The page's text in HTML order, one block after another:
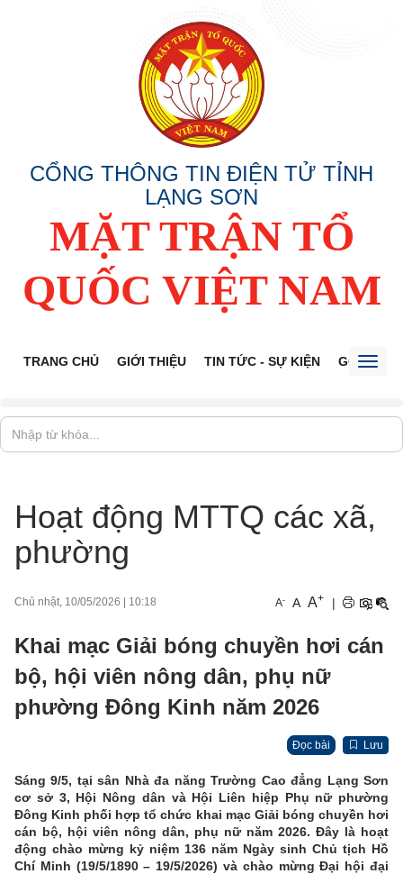
CỔNG THÔNG TIN ĐIỆN TỬ TỈNH
LẠNG SƠN
MẶT TRẬN TỔ
QUỐC VIỆT NAM
TRANG CHỦ GIỚI THIỆU TIN TỨC - SỰ KIỆN GÓP Ý
Hoạt động MTTQ các xã,
phường
Chủ nhật, 10/05/2026 10:18 A- A A+ |
Khai mạc Giải bóng chuyền hơi cán
bộ, hội viên nông dân, phụ nữ
phường Đông Kinh năm 2026
Đọc bài Lưu
Sáng 9/5, tại sân Nhà đa năng Trường Cao đẳng Lạng Sơn
cơ sở 3, Hội Nông dân và Hội Liên hiệp Phụ nữ phường
Đông Kinh phối hợp tổ chức khai mạc Giải bóng chuyền hơi
cán bộ, hội viên nông dân, phụ nữ năm 2026. Đây là hoạt
động chào mừng kỷ niệm 136 năm Ngày sinh Chủ tịch Hồ
Chí Minh (19/5/1890 – 19/5/2026) và chào mừng Đại hội đại